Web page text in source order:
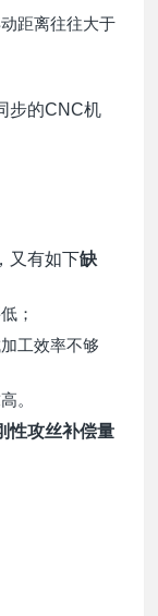
距离往往大于
步的CNC机
又有如下缺
；
工效率不够
。
性攻丝补偿量